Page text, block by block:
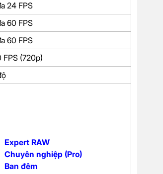
24 FPS
60 FPS
60 FPS
FPS (720p)
Expert RAW
Chuyên nghiệp (Pro)
Ban đêm